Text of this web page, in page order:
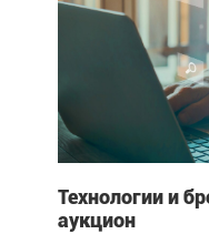
Технологии и
аукцион